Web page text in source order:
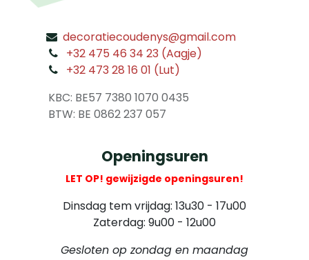
decoratiecoudenys@gmail.com
+32 475 46 34 23 (Aagje)
+32 473 28 16 01 (Lut)
KBC: BE57 7380 1070 0435
​ BTW: BE 0862 237 057
Openingsuren
LET OP! gewijzigde openingsuren!
Dinsdag tem vrijdag: 13u30 - 17u00
Zaterdag: 9u00 - 12u00
Gesloten op zondag en maandag